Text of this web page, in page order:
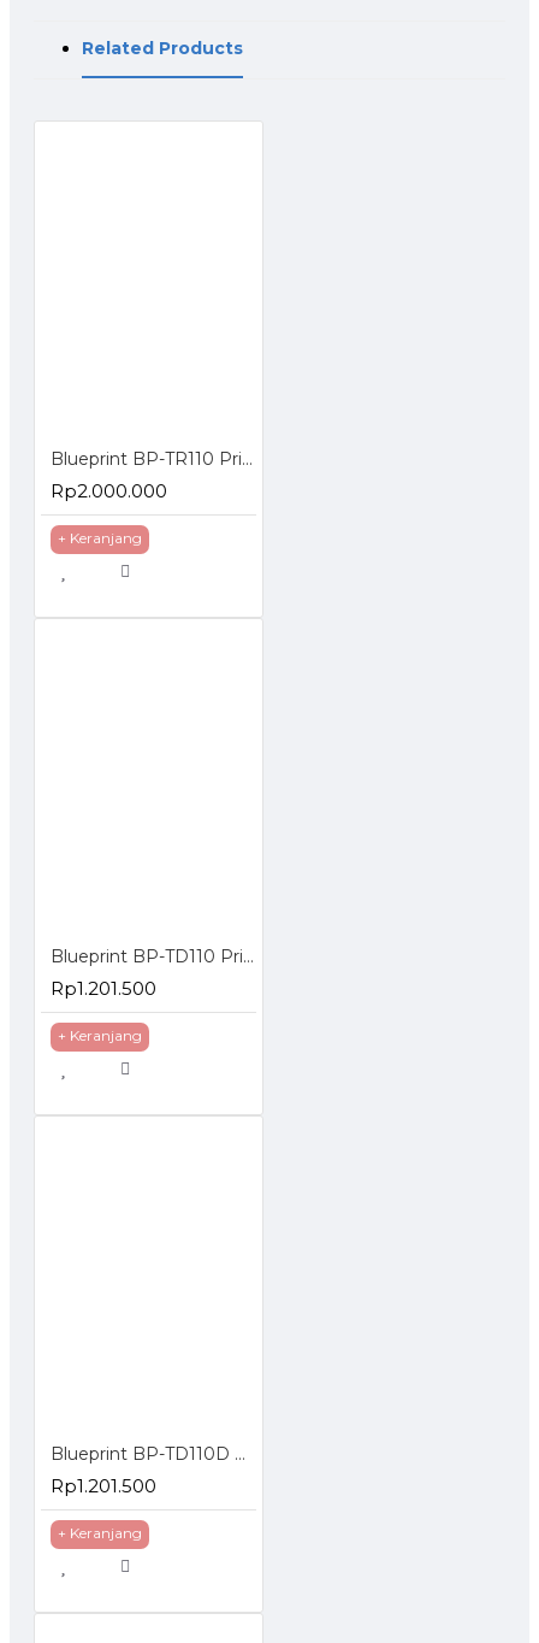
Related Products
Blueprint BP-TR110 Printer Thermal Barcode Label USB Serial LAN
Rp2.000.000
+ Keranjang
Blueprint BP-TD110 Printer Thermal Barcode Label Resi A6 USB
Rp1.201.500
+ Keranjang
Blueprint BP-TD110D Printer Thermal Barcode Label Resi A6 USB Bluetooth
Rp1.201.500
+ Keranjang